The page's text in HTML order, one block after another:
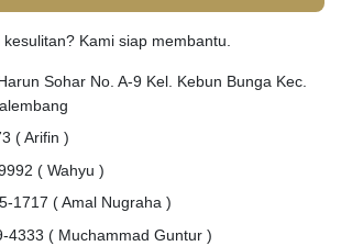
Kami siap membantu.
Sohar No. A-9 Kel. Kebun Bunga Kec.
( Arifin )
( Wahyu )
1717 ( Amal Nugraha )
4333 ( Muchammad Guntur )